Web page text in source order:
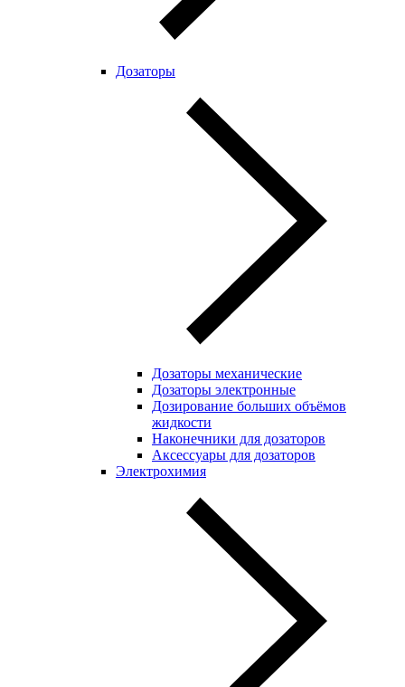
Дозаторы
Дозаторы механические
Дозаторы электронные
Дозирование больших объёмов
жидкости
Наконечники для дозаторов
Аксессуары для дозаторов
Электрохимия